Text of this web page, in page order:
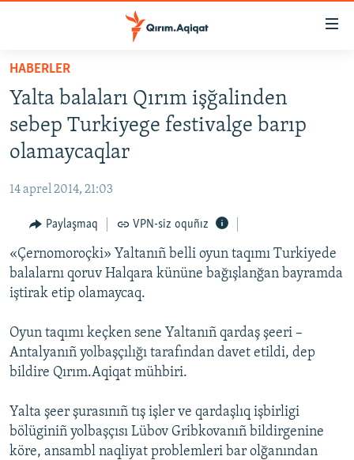
Esas
qaytmaq
Baş
navigatsiyağa
qaytmaq
Qıdıruvğa
qaytmaq
HABERLER
SİYASET
İQTİSADİYAT
MEDENİYET
İNSAN AQLARI
VİDEO
SÜRET
FİKİR
Русский
Українською
QOŞULIÑIZ!
HABERLER
Yalta balaları Qırım işğalinden
sebep Turkiyege festivalge barıp
olamaycaqlar
14 aprel 2014, 21:03
Paylaşmaq VPN-siz oquñız
«Çernomoroçki» Yaltanıñ belli oyun taqımı Turkiyede
balalarnı qoruv Halqara kününe bağışlanğan bayramda
iştirak etip olamaycaq.
Oyun taqımı keçken sene Yaltanıñ qardaş şeeri –
Antalyanıñ yolbaşçılığı tarafından davet etildi, dep
bildire Qırım.Aqiqat mühbiri.
Yalta şeer şurasınıñ tış işler ve qardaşlıq işbirligi
bölüginiñ yolbaşçısı Lübov Gribkovanıñ bildirgenine
köre, ansambl naqliyat problemleri bar olğanından